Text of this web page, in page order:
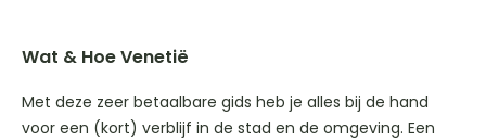
Wat & Hoe Venetië
Met deze zeer betaalbare gids heb je alles bij de hand
voor een (kort) verblijf in de stad en de omgeving. Een